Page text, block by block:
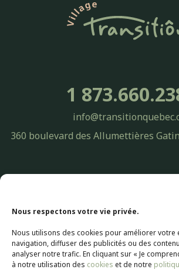
Nous respectons votre vie privée.
Nous utilisons des cookies pour améliorer votre
navigation, diffuser des publicités ou des
analyser notre trafic. En cliquant sur « Je
à notre utilisation des cookies et de notre
1
360 boulevard des Allumettières
© 2026 Transitiôn. Tous droits
Conception Web par Selectrum
Web Marketing | SEO Référencement par